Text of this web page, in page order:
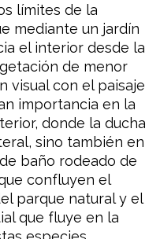
límites de la
mediante un jardín
el interior desde la
de menor
visual con el paisaje
importancia en la
donde la ducha
sino también en
baño rodeado de
confluyen el
parque natural y el
que fluye en la